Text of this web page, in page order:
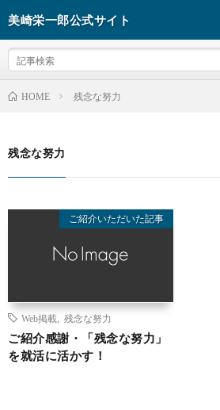
美崎栄一郎公式サイト
HOME 残念な努力
残念な努力
ご紹介いただいた記事
Web掲載 残念な努力
ご紹介感謝・「残念な努力」
を就活に活かす！